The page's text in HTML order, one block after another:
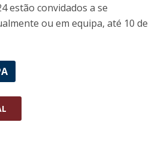
estão convidados a se
ou em equipa, até 10 de